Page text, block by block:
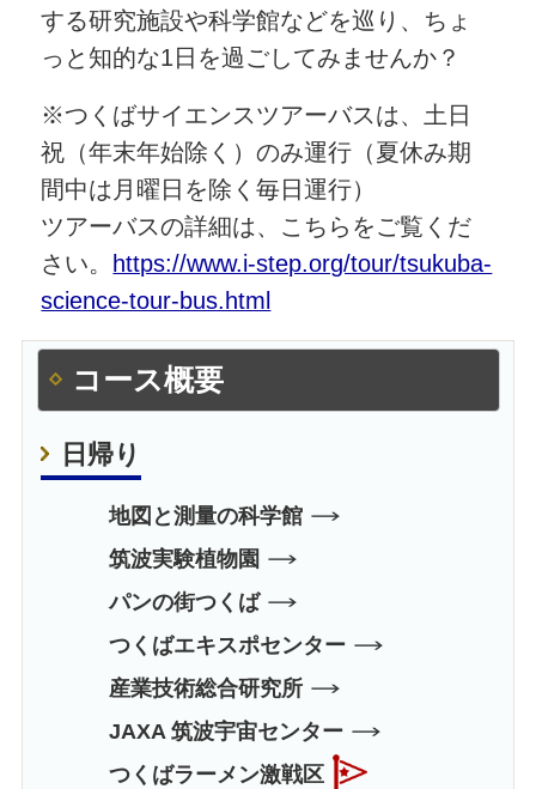
する研究施設や科学館などを巡り、ちょ
っと知的な1日を過ごしてみませんか？
※つくばサイエンスツアーバスは、土日
祝（年末年始除く）のみ運行（夏休み期
間中は月曜日を除く毎日運行）
ツアーバスの詳細は、こちらをご覧くだ
さい。
https://www.i-step.org/tour/tsukuba-
science-tour-bus.html
コース概要
日帰り
地図と測量の科学館
筑波実験植物園
パンの街つくば
つくばエキスポセンター
産業技術総合研究所
JAXA 筑波宇宙センター
つくばラーメン激戦区